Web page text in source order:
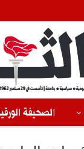
الصحيفة